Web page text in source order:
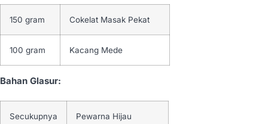
150 gram Cokelat Masak Pekat
100 gram Kacang Mede
Bahan Glasur:
Secukupnya Pewarna Hijau